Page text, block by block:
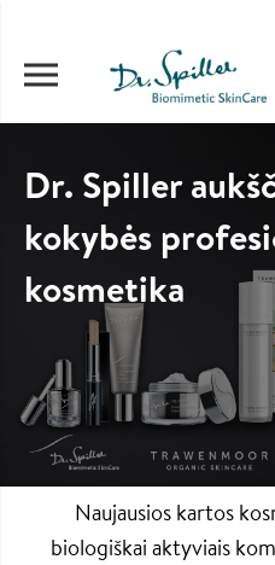
Dr. Spiller
kokybės
kosmetika
Naujausios kartos
biologiškai aktyviais